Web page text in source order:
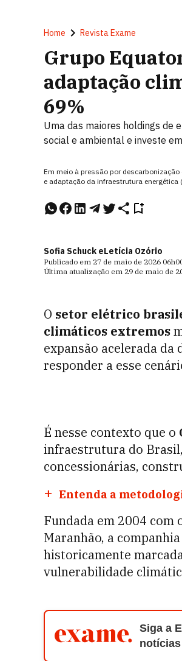
Home Revista Exame
Grupo
adaptação
69%
Uma das maiores holdings de
social e ambiental e investe
Em meio à pressão por
e adaptação da infraestrutura energética
Sofia Schuck eLetícia Ozório
Publicado em 27 de maio de 2026
Última atualização em 29 de maio de
O setor elétrico
climáticos extremos
expansão acelerada da
responder a esse
É nesse contexto que o
infraestrutura do
concessionárias,
Entenda a
Fundada em 2004
Maranhão, a
historicamente
vulnerabilidade
Siga a